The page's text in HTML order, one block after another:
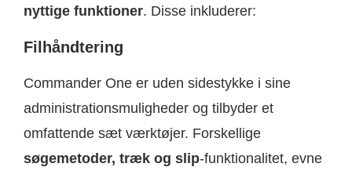
nyttige funktioner. Disse inkluderer:
Filhåndtering
Commander One er uden sidestykke i sine
administrationsmuligheder og tilbyder et
omfattende sæt værktøjer. Forskellige
søgemetoder, træk og slip-funktionalitet, evne